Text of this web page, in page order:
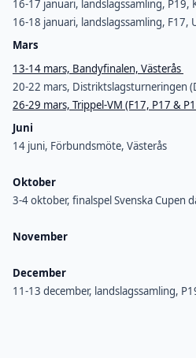
16-17 januari, landslagssamling, P19,
16-18 januari, landslagssamling, F17,
Mars
13-14 mars, Bandyfinalen, Västerås
20-22 mars, Distriktslagsturneringen
26-29 mars, Trippel-VM (F17, P17 &
Juni
14 juni, Förbundsmöte, Västerås
Oktober
3-4 oktober, finalspel Svenska Cupen
November
December
11-13 december, landslagssamling,